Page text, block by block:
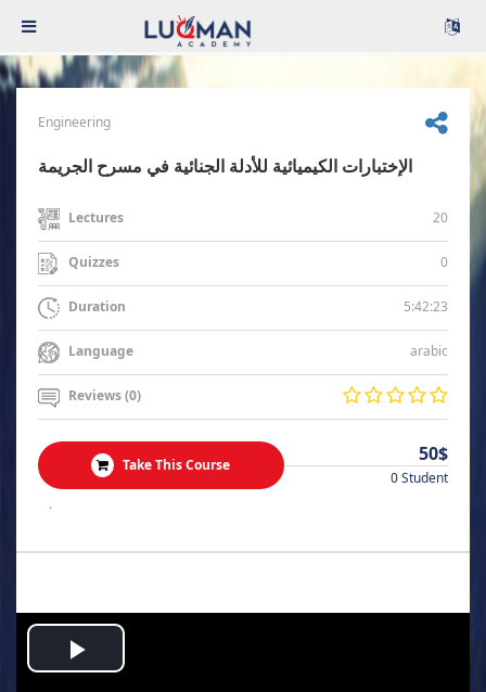
Engineering
الإختبارات الكيميائية للأدلة الجنائية في مسرح الجريمة
Lectures 20
Quizzes 0
Duration 5:42:23
Language arabic
Reviews (0)
Take This Course 50$
0 Student
.
Play